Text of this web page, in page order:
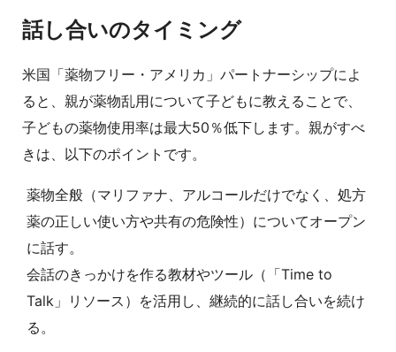
話し合いのタイミング
米国「薬物フリー・アメリカ」パートナーシップによ
ると、親が薬物乱用について子どもに教えることで、
子どもの薬物使用率は最大50％低下します。親がすべ
きは、以下のポイントです。
薬物全般（マリファナ、アルコールだけでなく、処方
薬の正しい使い方や共有の危険性）についてオープン
に話す。
会話のきっかけを作る教材やツール（「Time to
Talk」リソース）を活用し、継続的に話し合いを続け
る。